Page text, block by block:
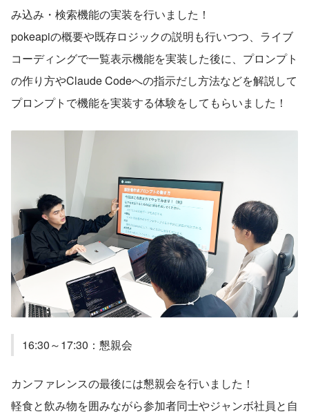
み込み・検索機能の実装を行いました！
pokeapiの概要や既存ロジックの説明も行いつつ、ライブ
コーディングで一覧表示機能を実装した後に、プロンプト
の作り方やClaude Codeへの指示だし方法などを解説して
プロンプトで機能を実装する体験をしてもらいました！
16:30～17:30：懇親会
カンファレンスの最後には懇親会を行いました！
軽食と飲み物を囲みながら参加者同士やジャンボ社員と自